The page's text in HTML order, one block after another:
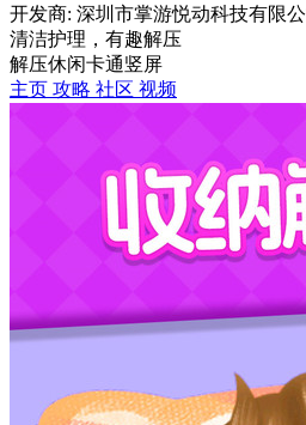
开发商: 深圳市掌游悦动科技有限公
清洁护理，有趣解压
解压休闲卡通竖屏
主页 攻略 社区 视频